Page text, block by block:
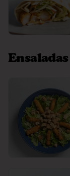
Ensaladas